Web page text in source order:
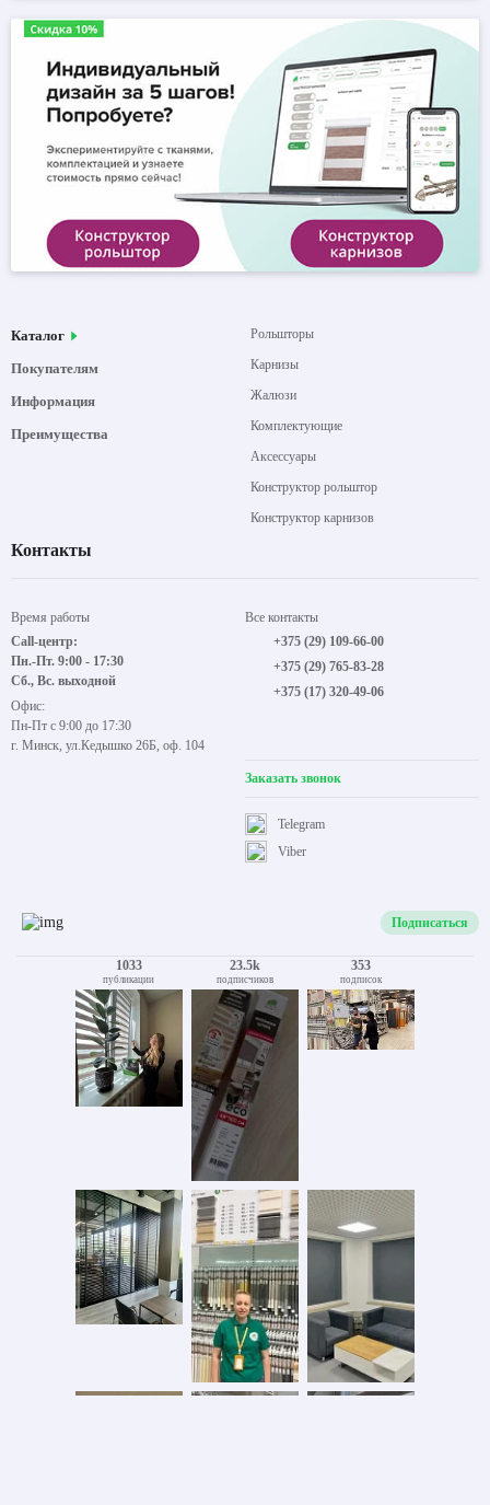
Каталог
Покупателям
Информация
Преимущества
Рольшторы
Карнизы
Жалюзи
Комплектующие
Аксессуары
Конструктор рольштор
Конструктор карнизов
Контакты
Время работы
Call-центр:
Пн.-Пт. 9:00 - 17:30
Сб., Вс. выходной
Офис:
Пн-Пт с 9:00 до 17:30
г. Минск, ул.Кедышко 26Б, оф. 104
Все контакты
+375 (29) 109-66-00
+375 (29) 765-83-28
+375 (17) 320-49-06
Заказать звонок
Viber
Telegram
Подписаться
1033
публикации
23.5k
подписчиков
353
подписок